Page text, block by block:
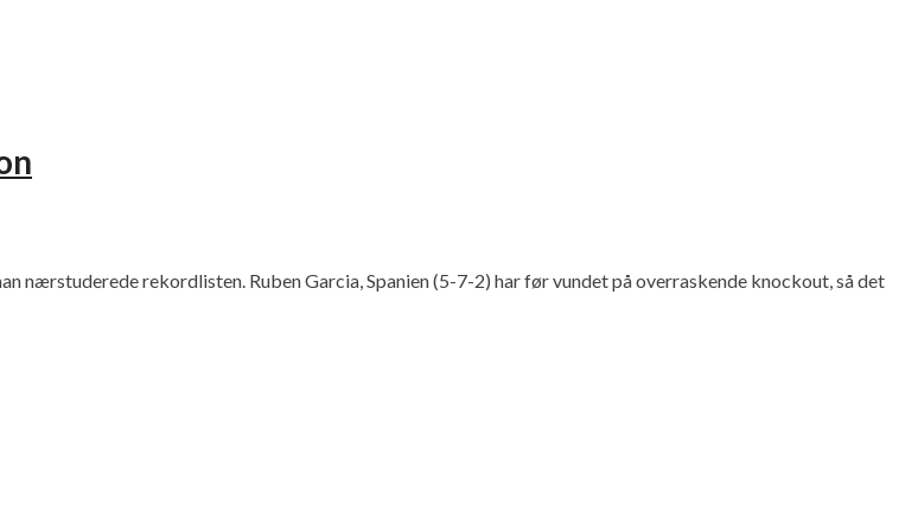
nærstuderede rekordlisten. Ruben Garcia, Spanien (5-7-2) har før vundet på overraskende knockout, så det